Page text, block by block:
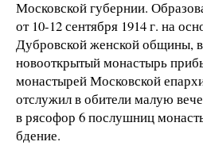
Московской губернии.
от 10-12 сентября 1914 г. на
Дубровской женской общины, в
новооткрытый монастырь
монастырей Московской
отслужил в обители малую
в рясофор 6 послушниц
бдение.